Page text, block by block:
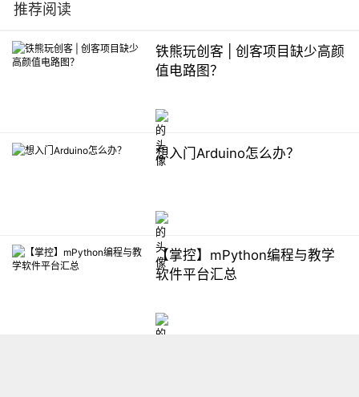
推荐阅读
铁熊玩创客 | 创客项目缺少高颜
值电路图？
想入门Arduino怎么办？
【掌控】mPython编程与教学
软件平台汇总